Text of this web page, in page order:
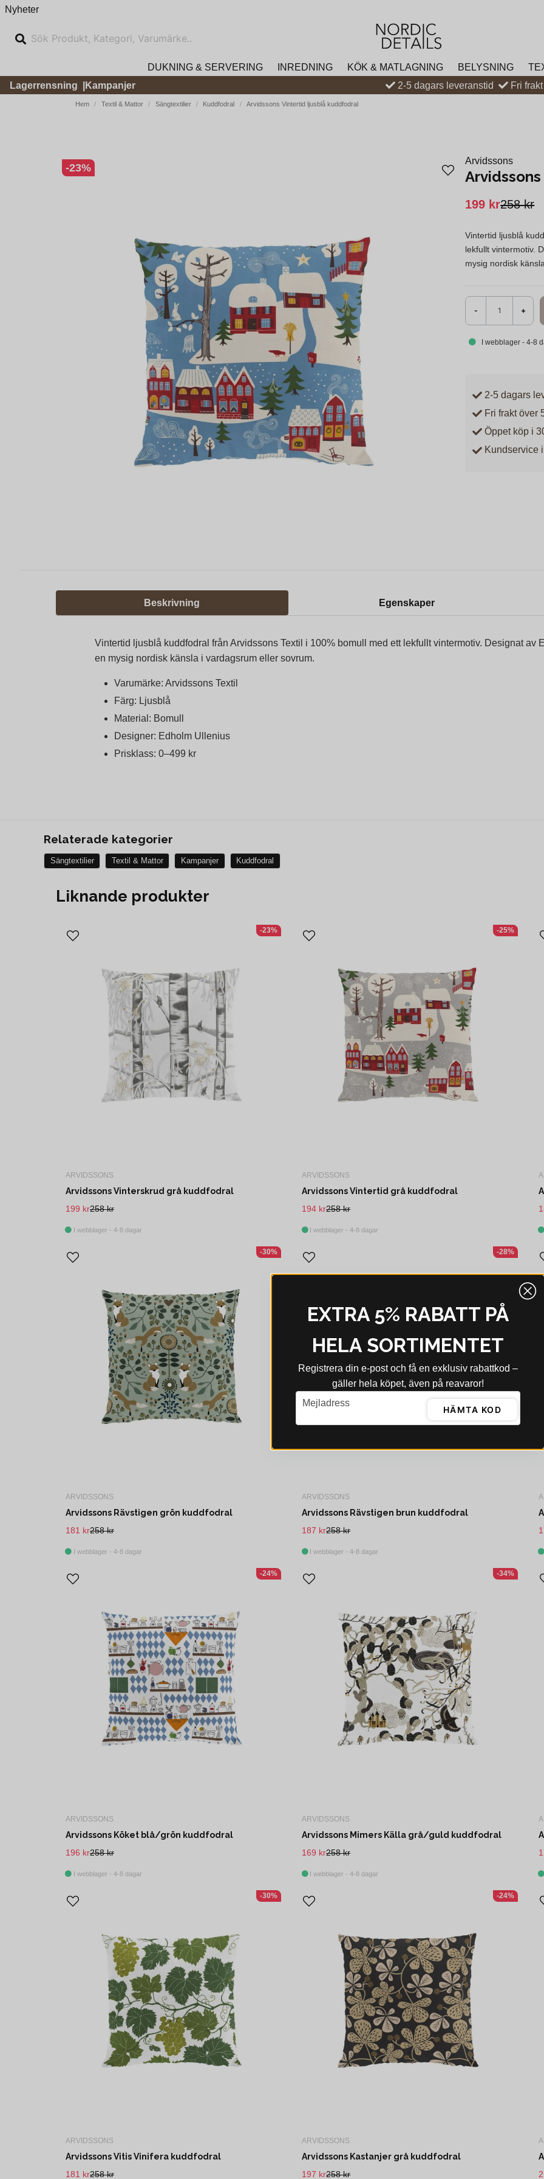
Nyheter
DUKNING & SERVERING INREDNING KÖK & MATLAGNING BELYSNING
Lagerrensning
Kampanjer 2-5 dagars leveranstid Fri
Hem Textil & Mattor Sängtextilier Kuddfodral Arvidssons Vintertid ljusblå kuddfodral
-23%
Arvidssons
258 kr
199 kr
Vintertid ljusblå
lekfullt vintermotiv.
mysig nordisk
- +
I webblager - 4-8
2-5 dagars
Fri frakt över
Öppet köp i
Kundservice
Beskrivning Egenskaper
Vintertid ljusblå kuddfodral från Arvidssons Textil i 100% bomull med ett lekfullt vintermotiv. Designat av
en mysig nordisk känsla i vardagsrum eller sovrum.
Varumärke: Arvidssons Textil
Färg: Ljusblå
Material: Bomull
Designer: Edholm Ullenius
Prisklass: 0–499 kr
Relaterade kategorier
Sängtextilier Textil & Mattor Kampanjer Kuddfodral
Liknande produkter
ARVIDSSONS
Arvidssons Vinterskrud grå kuddfodral
258 kr
199 kr
I webblager - 4-8 dagar
-23%
ARVIDSSONS
Arvidssons Vintertid grå kuddfodral
258 kr
194 kr
I webblager - 4-8 dagar
-25%
ARVIDSSONS
Arvidssons Rävstigen grön kuddfodral
258 kr
181 kr
I webblager - 4-8 dagar
-30%
ARVIDSSONS
Arvidssons Rävstigen brun kuddfodral
258 kr
187 kr
I webblager - 4-8 dagar
-28%
ARVIDSSONS
Arvidssons Köket blå/grön kuddfodral
258 kr
196 kr
I webblager - 4-8 dagar
-24%
ARVIDSSONS
Arvidssons Mimers Källa grå/guld kuddfodral
258 kr
169 kr
I webblager - 4-8 dagar
-34%
ARVIDSSONS
Arvidssons Vitis Vinifera kuddfodral
258 kr
181 kr
-30%
ARVIDSSONS
Arvidssons Kastanjer grå kuddfodral
258 kr
197 kr
-24%
EXTRA 5% RABATT PÅ
HELA SORTIMENTET
Registrera din e‑post och få en exklusiv rabattkod –
gäller hela köpet, även på reavaror!
email
Mejladress
HÄMTA KOD